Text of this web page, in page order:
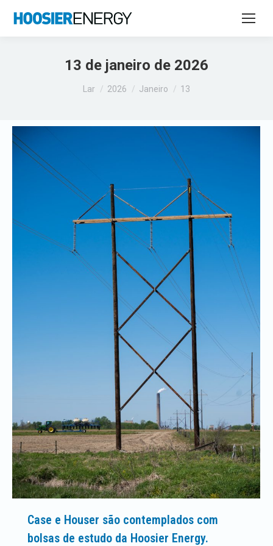
13 de janeiro de 2026
Você está aqui:
Lar 2026 Janeiro 13
Case e Houser são contemplados com
bolsas de estudo da Hoosier Energy.